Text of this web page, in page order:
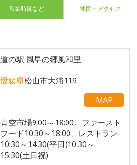
営業時間など 地図・アクセス
道の駅 風早の郷風和里
愛媛県松山市大浦119
MAP
青空市場9:00～18:00。ファースト
フード10:30～18:00、レストラン
10:30～14:30(平日)10:30～
15:30(土日祝)